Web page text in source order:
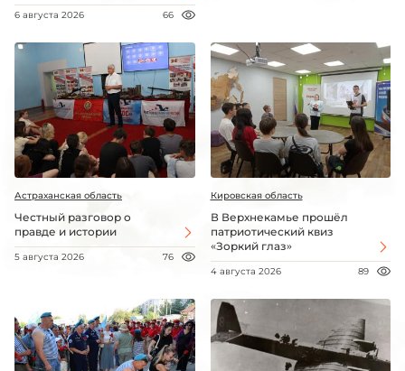
6 августа 2026 66
Астраханская область
Честный разговор о
правде и истории
5 августа 2026 76
Кировская область
В Верхнекамье прошёл
патриотический квиз
«Зоркий глаз»
4 августа 2026 89